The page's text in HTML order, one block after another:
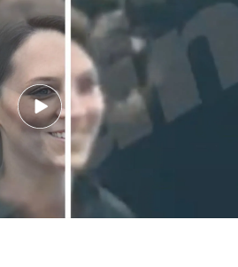
junto al Príncipe Guillermo: las teorías